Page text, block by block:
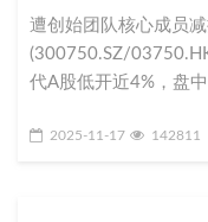
遭创始团队核心成员
(300750.SZ/
代A股低开近4%，盘
2025-11-17 142811